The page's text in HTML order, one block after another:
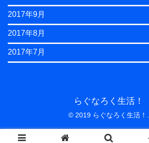
2017年9月
2017年8月
2017年7月
らぐなろく生活！
© 2019 らぐなろく生活！.